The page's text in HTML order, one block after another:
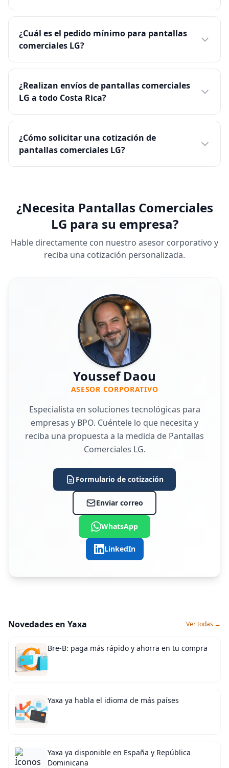
¿Cuál es el pedido mínimo para pantallas
comerciales LG?
¿Realizan envíos de pantallas comerciales
LG a todo Costa Rica?
¿Cómo solicitar una cotización de
pantallas comerciales LG?
¿Necesita Pantallas Comerciales
LG para su empresa?
Hable directamente con nuestro asesor corporativo y
reciba una cotización personalizada.
Youssef Daou
ASESOR CORPORATIVO
Especialista en soluciones tecnológicas para
empresas y BPO. Cuéntele lo que necesita y
reciba una propuesta a la medida de Pantallas
Comerciales LG.
Formulario de cotización
Enviar correo
WhatsApp
LinkedIn
Novedades en Yaxa Ver todas →
Bre-B: paga más rápido y ahorra en tu compra
Yaxa ya habla el idioma de más países
Yaxa ya disponible en España y República
Dominicana